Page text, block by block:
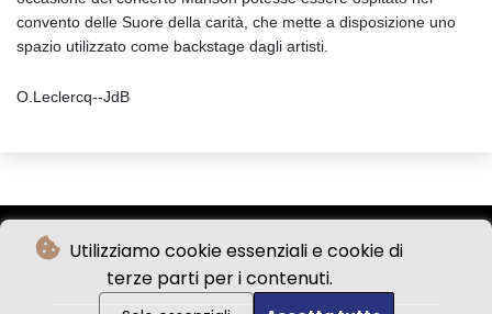
Utilizziamo cookie essenziali e cookie di
terze parti per i contenuti.
convento delle Suore della carità, che mette a disposizione uno
spazio utilizzato come backstage dagli artisti.
O.Leclercq--JdB